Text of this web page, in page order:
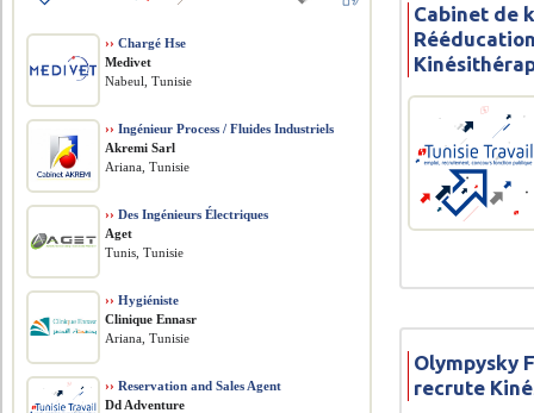
Cabinet de
Olympysky
recrute
›› Chargé Hse
Medivet
Nabeul, Tunisie
›› Ingénieur Process / Fluides Industriels
Akremi Sarl
Ariana, Tunisie
›› Des Ingénieurs Électriques
Aget
Tunis, Tunisie
›› Hygiéniste
Clinique Ennasr
Ariana, Tunisie
›› Reservation and Sales Agent
Dd Adventure